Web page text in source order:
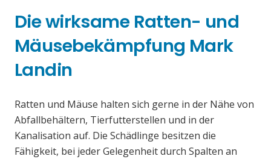
Die wirksame Ratten- und
Mäusebekämpfung Mark
Landin
Ratten und Mäuse halten sich gerne in der Nähe von
Abfallbehältern, Tierfutterstellen und in der
Kanalisation auf. Die Schädlinge besitzen die
Fähigkeit, bei jeder Gelegenheit durch Spalten an